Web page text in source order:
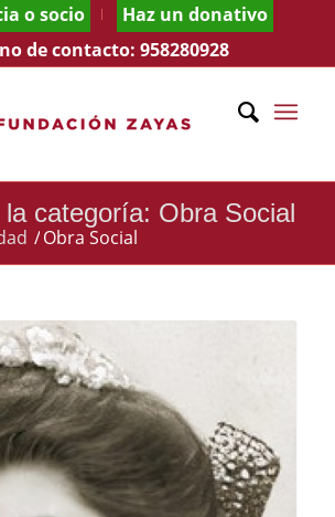
o socio
Haz un donativo
de contacto:958280928
la categoría: Obra Social
/Obra Social